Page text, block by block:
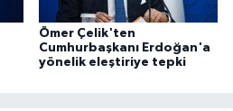
Ömer Çelik'ten
Cumhurbaşkanı Erdoğan'a
yönelik eleştiriye tepki